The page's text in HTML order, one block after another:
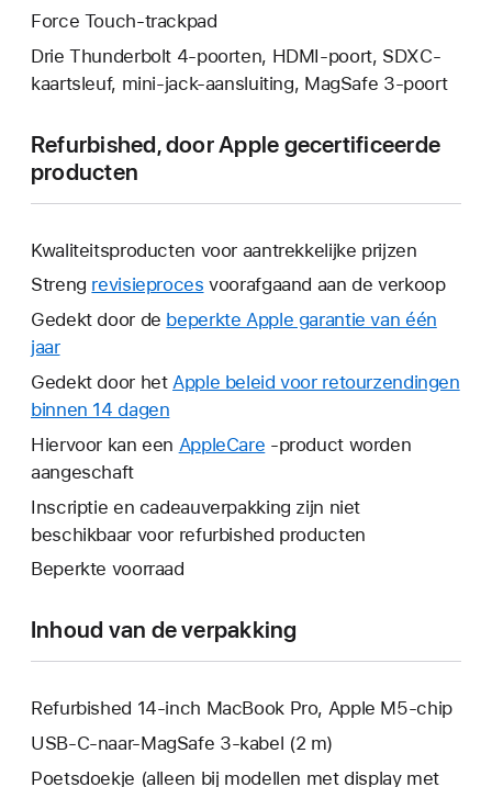
Force Touch-trackpad
Drie Thunderbolt 4-poorten, HDMI-poort, SDXC-
kaartsleuf, mini‑jack-aansluiting, MagSafe 3-poort
Refurbished, door Apple gecertificeerde
producten
Kwaliteitsproducten voor aantrekkelijke prijzen
Streng revisieproces voorafgaand aan de verkoop
Gedekt door de beperkte Apple garantie van één
jaarHierdoor
wordt
er
nieuw
venster
geopend.
Gedekt door het Apple beleid voor retourzendingen
binnen 14 dagen
wordt
nieuw
venster
geopend.
Hiervoor kan een AppleCare Hierdoor
er
een
-product worden
aangeschaft
Inscriptie en cadeauverpakking zijn niet
beschikbaar voor refurbished producten
Beperkte voorraad
Inhoud van de verpakking
Refurbished 14‑inch MacBook Pro, Apple M5-chip
USB‑C-naar-MagSafe 3-kabel (2 m)
Poetsdoekje (alleen bij modellen met display met